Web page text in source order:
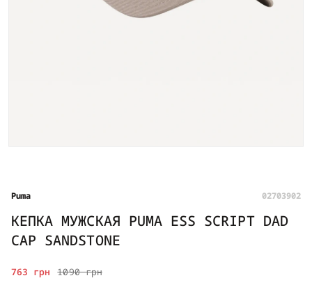
Puma 02703902
КЕПКА МУЖСКАЯ PUMA ESS SCRIPT DAD
CAP SANDSTONE
1090 грн
763 грн